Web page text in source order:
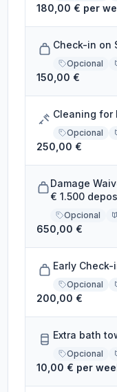
180,00 € per
Check-in on
Opcional
150,00 €
Cleaning for
Opcional
250,00 €
Damage
€ 1.500
Opcional
650,00 €
Early Check-
Opcional
200,00 €
Extra bath
Opcional
10,00 € per